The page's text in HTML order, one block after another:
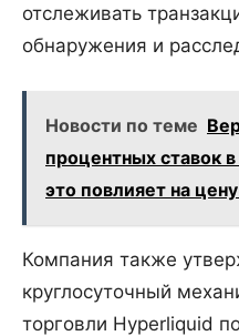
отслеживать
обнаружения и
Новости по теме
процентных ставок
это повлияет на
Компания также
круглосуточный
торговли Hyperliquid